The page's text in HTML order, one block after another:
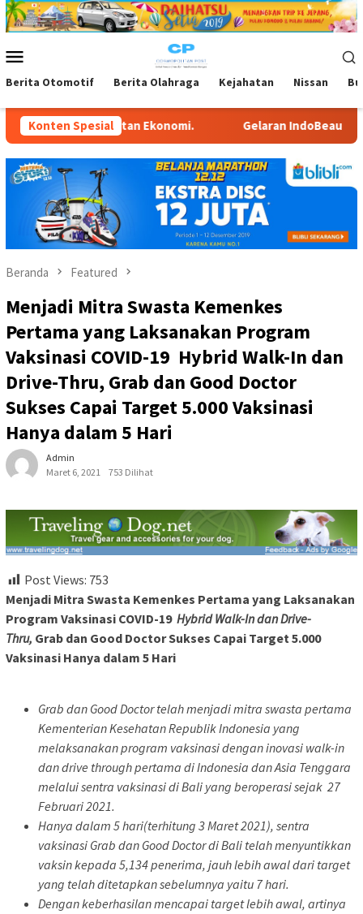
Loncat
ke
Mobile
Berita Otomotif Berita Olahraga Kejahatan Nissan
Konten SpesialGelaran IndoBeauty Expo 2026, Ditargetkan
Beranda Featured
Menjadi Mitra Swasta Kemenkes
Pertama yang Laksanakan Program
Vaksinasi COVID-19 Hybrid Walk-In dan
Drive-Thru, Grab dan Good Doctor
Sukses Capai Target 5.000 Vaksinasi
Hanya dalam 5 Hari
Admin
Maret 6, 2021
753 Dilihat
Post Views: 753
Menjadi Mitra Swasta Kemenkes Pertama yang Laksanakan
Program Vaksinasi COVID-19 Hybrid Walk-In dan Drive-
Thru, Grab dan Good Doctor Sukses Capai Target 5.000
Vaksinasi Hanya dalam 5 Hari
Grab dan Good Doctor telah menjadi mitra swasta pertama
Kementerian Kesehatan Republik Indonesia yang
melaksanakan program vaksinasi dengan inovasi walk-in
dan drive through pertama di Indonesia dan Asia Tenggara
melalui sentra vaksinasi di Bali yang beroperasi sejak 27
Februari 2021.
Hanya dalam 5 hari(terhitung 3 Maret 2021), sentra
vaksinasi Grab dan Good Doctor di Bali telah menyuntikkan
vaksin kepada 5,134 penerima, jauh lebih awal dari target
yang telah ditetapkan sebelumnya yaitu 7 hari.
Dengan keberhasilan mencapai target lebih awal, artinya